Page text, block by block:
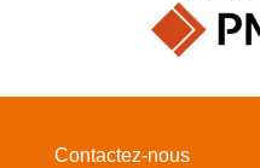
Contactez-nous